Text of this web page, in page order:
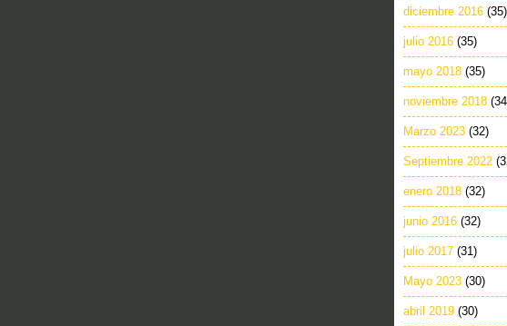
diciembre 2016 (35)
julio 2016 (35)
mayo 2018 (35)
noviembre 2018
Marzo 2023 (32)
Septiembre 2022
enero 2018 (32)
junio 2016 (32)
julio 2017 (31)
Mayo 2023 (30)
abril 2019 (30)